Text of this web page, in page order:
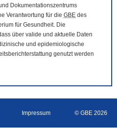
Dokumentationszentrums
Verantwortung für die GBE des
für Gesundheit. Die
über valide und aktuelle Daten
und epidemiologische
genutzt werden
Impressum © GBE 2026